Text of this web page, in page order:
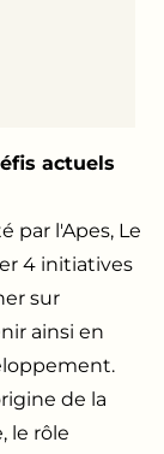
actuels
par l'Apes, Le
4 initiatives
sur
ainsi en
de la
le rôle